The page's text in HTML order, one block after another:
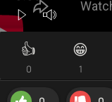
👍
0
😁
1